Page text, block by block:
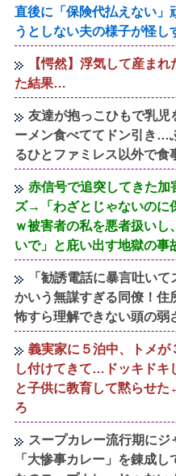
直後に「保険代払えない」
うとしない夫の様子が怪
【愕然】浮気して産ま
た結果…
友達が抱っこひもで乳児
ーメン食べててドン引き…
るひとファミレス以外で食
赤信号で追突してきた
ズ→「わざとじゃないのに
ｗ被害者の私を悪者扱い
いで」と庇い出す地獄の事
「勧誘電話に暴言吐い
かいう無謀すぎる同僚！住
怖すら理解できない頭の弱
義実家に５泊中、トメ
し付けてきて…ドッキドキ
と子供に教育して黙らせ
ろ
スープカレー流行期に
「大惨事カレー」を錬成